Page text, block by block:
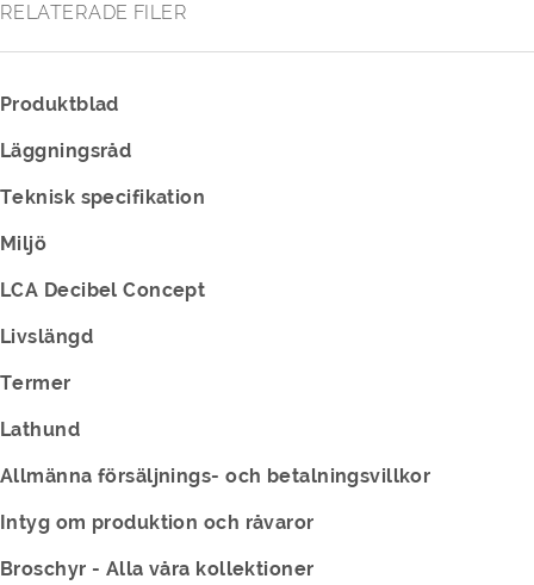
RELATERADE FILER
Produktblad
Läggningsråd
Teknisk specifikation
Miljö
LCA Decibel Concept
Livslängd
Termer
Lathund
Allmänna försäljnings- och betalningsvillkor
Intyg om produktion och råvaror
Broschyr - Alla våra kollektioner